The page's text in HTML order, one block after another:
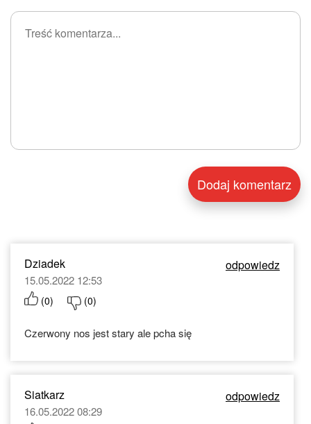
Dziadek odpowiedz
15.05.2022 12:53
(0) (0)
Czerwony nos jest stary ale pcha się
Siatkarz odpowiedz
16.05.2022 08:29